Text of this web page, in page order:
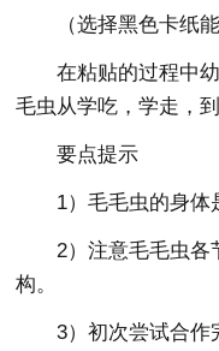
（选择黑色卡纸
在粘贴的过程中
毛虫从学吃，学走，
要点提示
1）毛毛虫的身体
2）注意毛毛虫各
构。
3）初次尝试合作